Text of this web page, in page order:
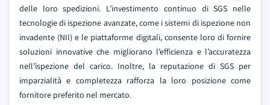
delle loro spedizioni. L’investimento continuo di SGS nelle
tecnologie di ispezione avanzate, come i sistemi di ispezione non
invadente (NII) e le piattaforme digitali, consente loro di fornire
soluzioni innovative che migliorano l’efficienza e l’accuratezza
nell’ispezione del carico. Inoltre, la reputazione di SGS per
imparzialità e completezza rafforza la loro posizione come
fornitore preferito nel mercato.